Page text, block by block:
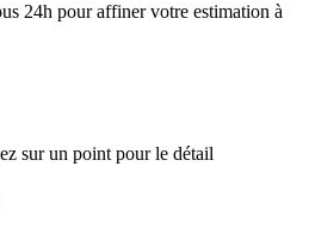
24h pour affiner votre estimation à
sur un point pour le détail